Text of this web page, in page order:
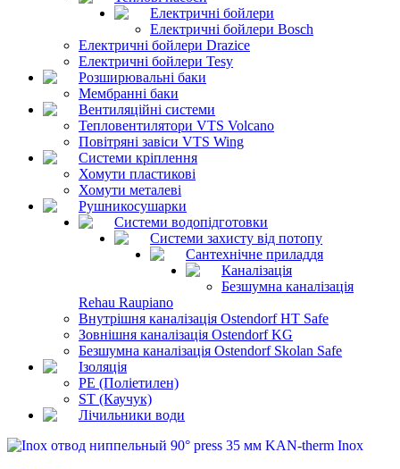
Електричні бойлери
Електричні бойлери Bosch
Електричні бойлери Drazice
Електричні бойлери Tesy
Розширювальні баки
Мембранні баки
Вентиляційні системи
Тепловентилятори VTS Volcano
Повітряні завіси VTS Wing
Системи кріплення
Хомути пластикові
Хомути металеві
Рушникосушарки
Системи водопідготовки
Системи захисту від потопу
Сантехнічне приладдя
Каналізація
Безшумна каналізація
Rehau Raupiano
Внутрішня каналізація Ostendorf HT Safe
Зовнішня каналізація Ostendorf KG
Безшумна каналізація Ostendorf Skolan Safe
Ізоляція
PE (Поліетилен)
ST (Каучук)
Лічильники води